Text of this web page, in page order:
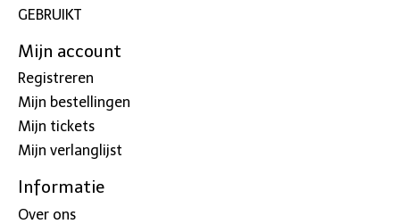
GEBRUIKT
Mijn account
Registreren
Mijn bestellingen
Mijn tickets
Mijn verlanglijst
Informatie
Over ons